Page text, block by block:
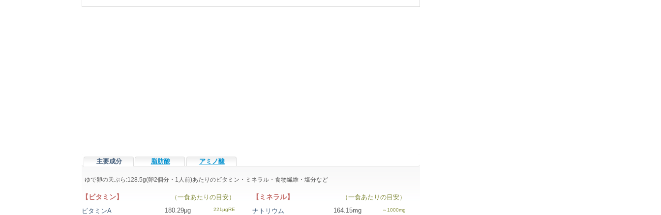
主要成分 脂肪酸 アミノ酸
ゆで卵の天ぷら:128.5g(卵2個分・1人前)あたりのビタミン・ミネラル・食物繊維・塩分など
【ビタミン】
（一食あたりの目安）
ビタミンA
180.29μg
【ミネラル】
（一食あたりの目安）
ナトリウム
164.15mg